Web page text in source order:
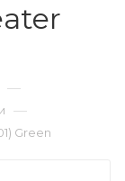
—
—
Green